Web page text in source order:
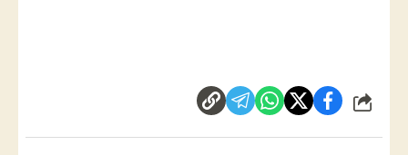
شارك